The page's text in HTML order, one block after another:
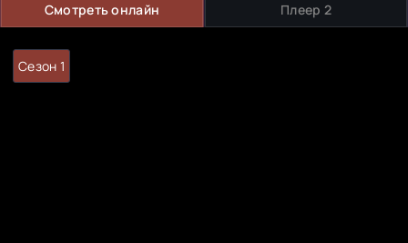
Смотреть онлайн Плеер 2
Сезон 1